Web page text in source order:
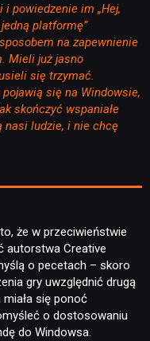
powiedzenie im „Hej,
platformę”
na zapewnienie
Mieli już jasno
się trzymać.
się na Windowsie,
skończyć wspaniałe
nasi ludzie, i nie chcę
że w przeciwieństwie
autorstwa Creative
o pecetach – skoro
gry uwzględnić drugą
się ponoć
o dostosowaniu
do Windowsa.